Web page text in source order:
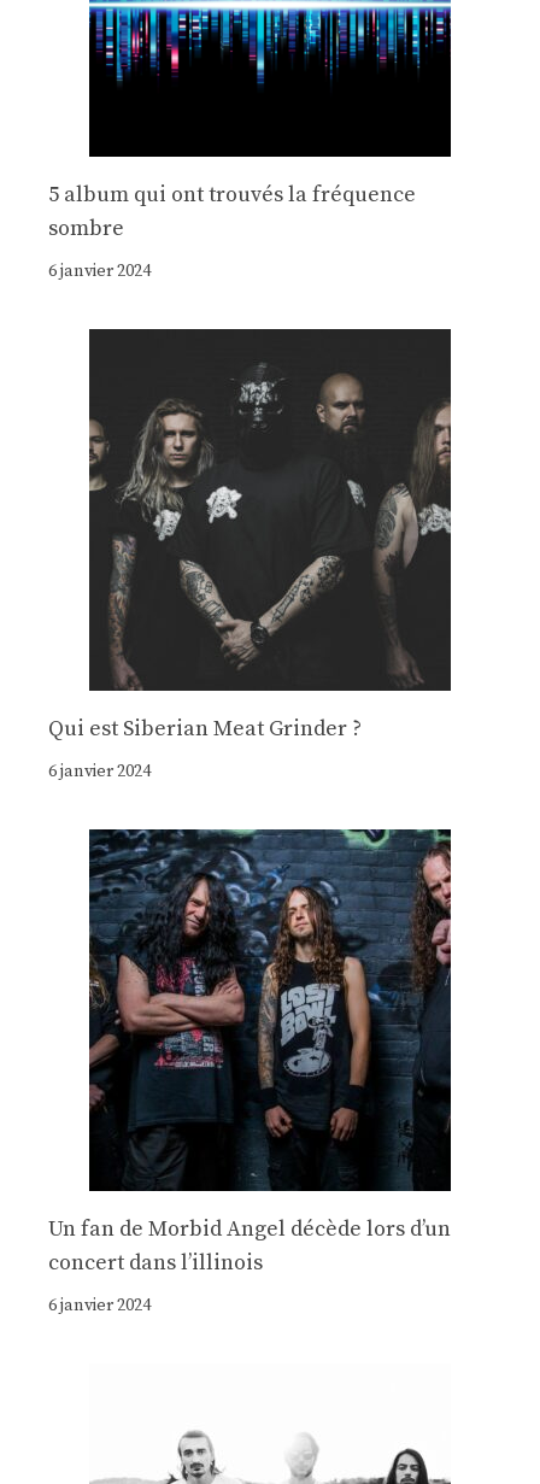
5 album qui ont trouvés la fréquence
sombre
6 janvier 2024
Qui est Siberian Meat Grinder ?
6 janvier 2024
Un fan de Morbid Angel décède lors d’un
concert dans l’illinois
6 janvier 2024